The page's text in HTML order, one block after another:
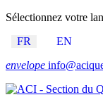
Sélectionnez votre
FR
EN
envelope